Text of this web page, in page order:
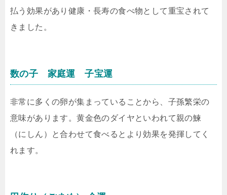
払う効果があり健康・長寿の食べ物として重宝されて
きました。
数の子 家庭運 子宝運
非常に多くの卵が集まっていることから、子孫繁栄の
意味があります。黄金色のダイヤといわれて親の鰊
（にしん）と合わせて食べるとより効果を発揮してく
れます。